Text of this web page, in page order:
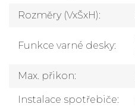
Rozměry (VxŠxH):
Funkce varné desky:
Max. přikon:
Instalace spotřebiče: